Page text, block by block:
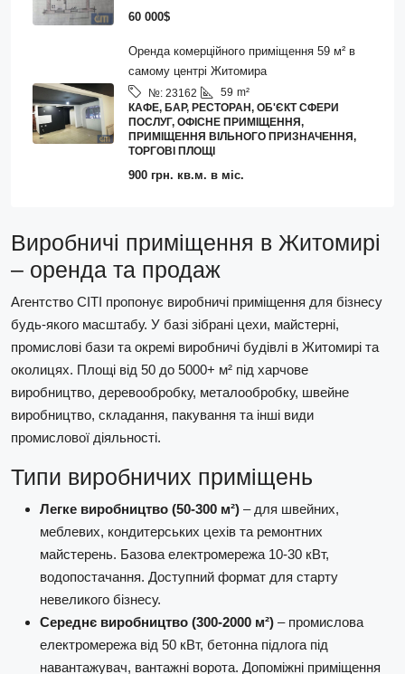
60 000$
Оренда комерційного приміщення 59 м² в
самому центрі Житомира
№: 23162 59 m²
КАФЕ, БАР, РЕСТОРАН, ОБ'ЄКТ СФЕРИ
ПОСЛУГ, ОФІСНЕ ПРИМІЩЕННЯ,
ПРИМІЩЕННЯ ВІЛЬНОГО ПРИЗНАЧЕННЯ,
ТОРГОВІ ПЛОЩІ
900 грн. кв.м. в міс.
Виробничі приміщення в Житомирі
– оренда та продаж
Агентство СІТІ пропонує виробничі приміщення для бізнесу
будь-якого масштабу. У базі зібрані цехи, майстерні,
промислові бази та окремі виробничі будівлі в Житомирі та
околицях. Площі від 50 до 5000+ м² під харчове
виробництво, деревообробку, металообробку, швейне
виробництво, складання, пакування та інші види
промислової діяльності.
Типи виробничих приміщень
Легке виробництво (50-300 м²) – для швейних,
меблевих, кондитерських цехів та ремонтних
майстерень. Базова електромережа 10-30 кВт,
водопостачання. Доступний формат для старту
невеликого бізнесу.
Середнє виробництво (300-2000 м²) – промислова
електромережа від 50 кВт, бетонна підлога під
навантажувач, вантажні ворота. Допоміжні приміщення